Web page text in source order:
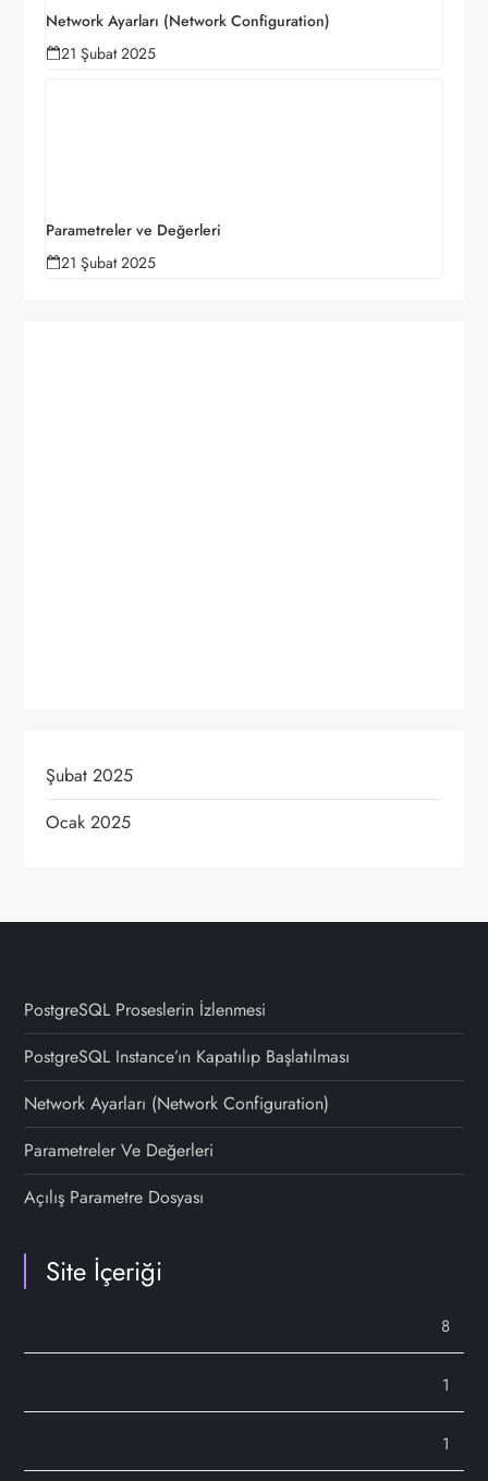
Network Ayarları (Network Configuration)
21 Şubat 2025
Parametreler ve Değerleri
21 Şubat 2025
Şubat 2025
Ocak 2025
PostgreSQL Proseslerin İzlenmesi
PostgreSQL Instance’ın Kapatılıp Başlatılması
Network Ayarları (Network Configuration)
Parametreler Ve Değerleri
Açılış Parametre Dosyası
Site İçeriği
8
1
1